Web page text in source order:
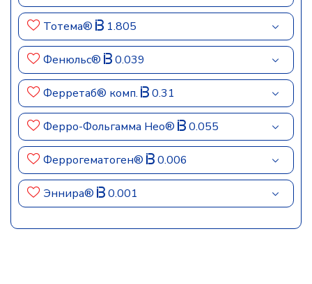
Тотема® 1.805
Фенюльс® 0.039
Ферретаб® комп. 0.31
Ферро-Фольгамма Нео® 0.055
Феррогематоген® 0.006
Эннира® 0.001